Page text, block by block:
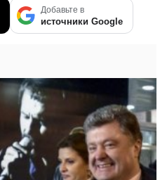
Добавьте в
источники Google